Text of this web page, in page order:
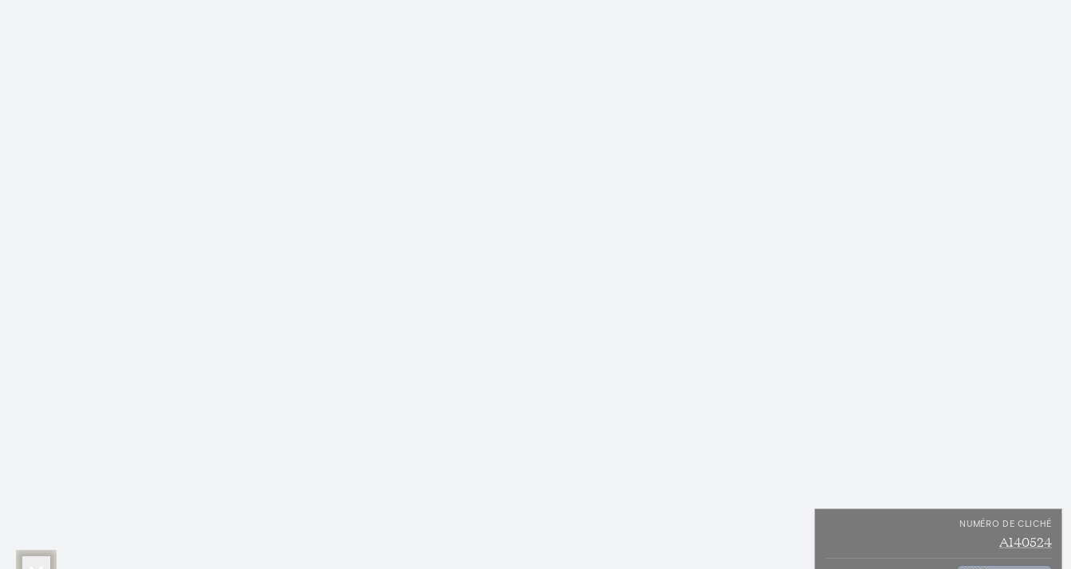
NUMÉRO DE CLICHÉ
A140524